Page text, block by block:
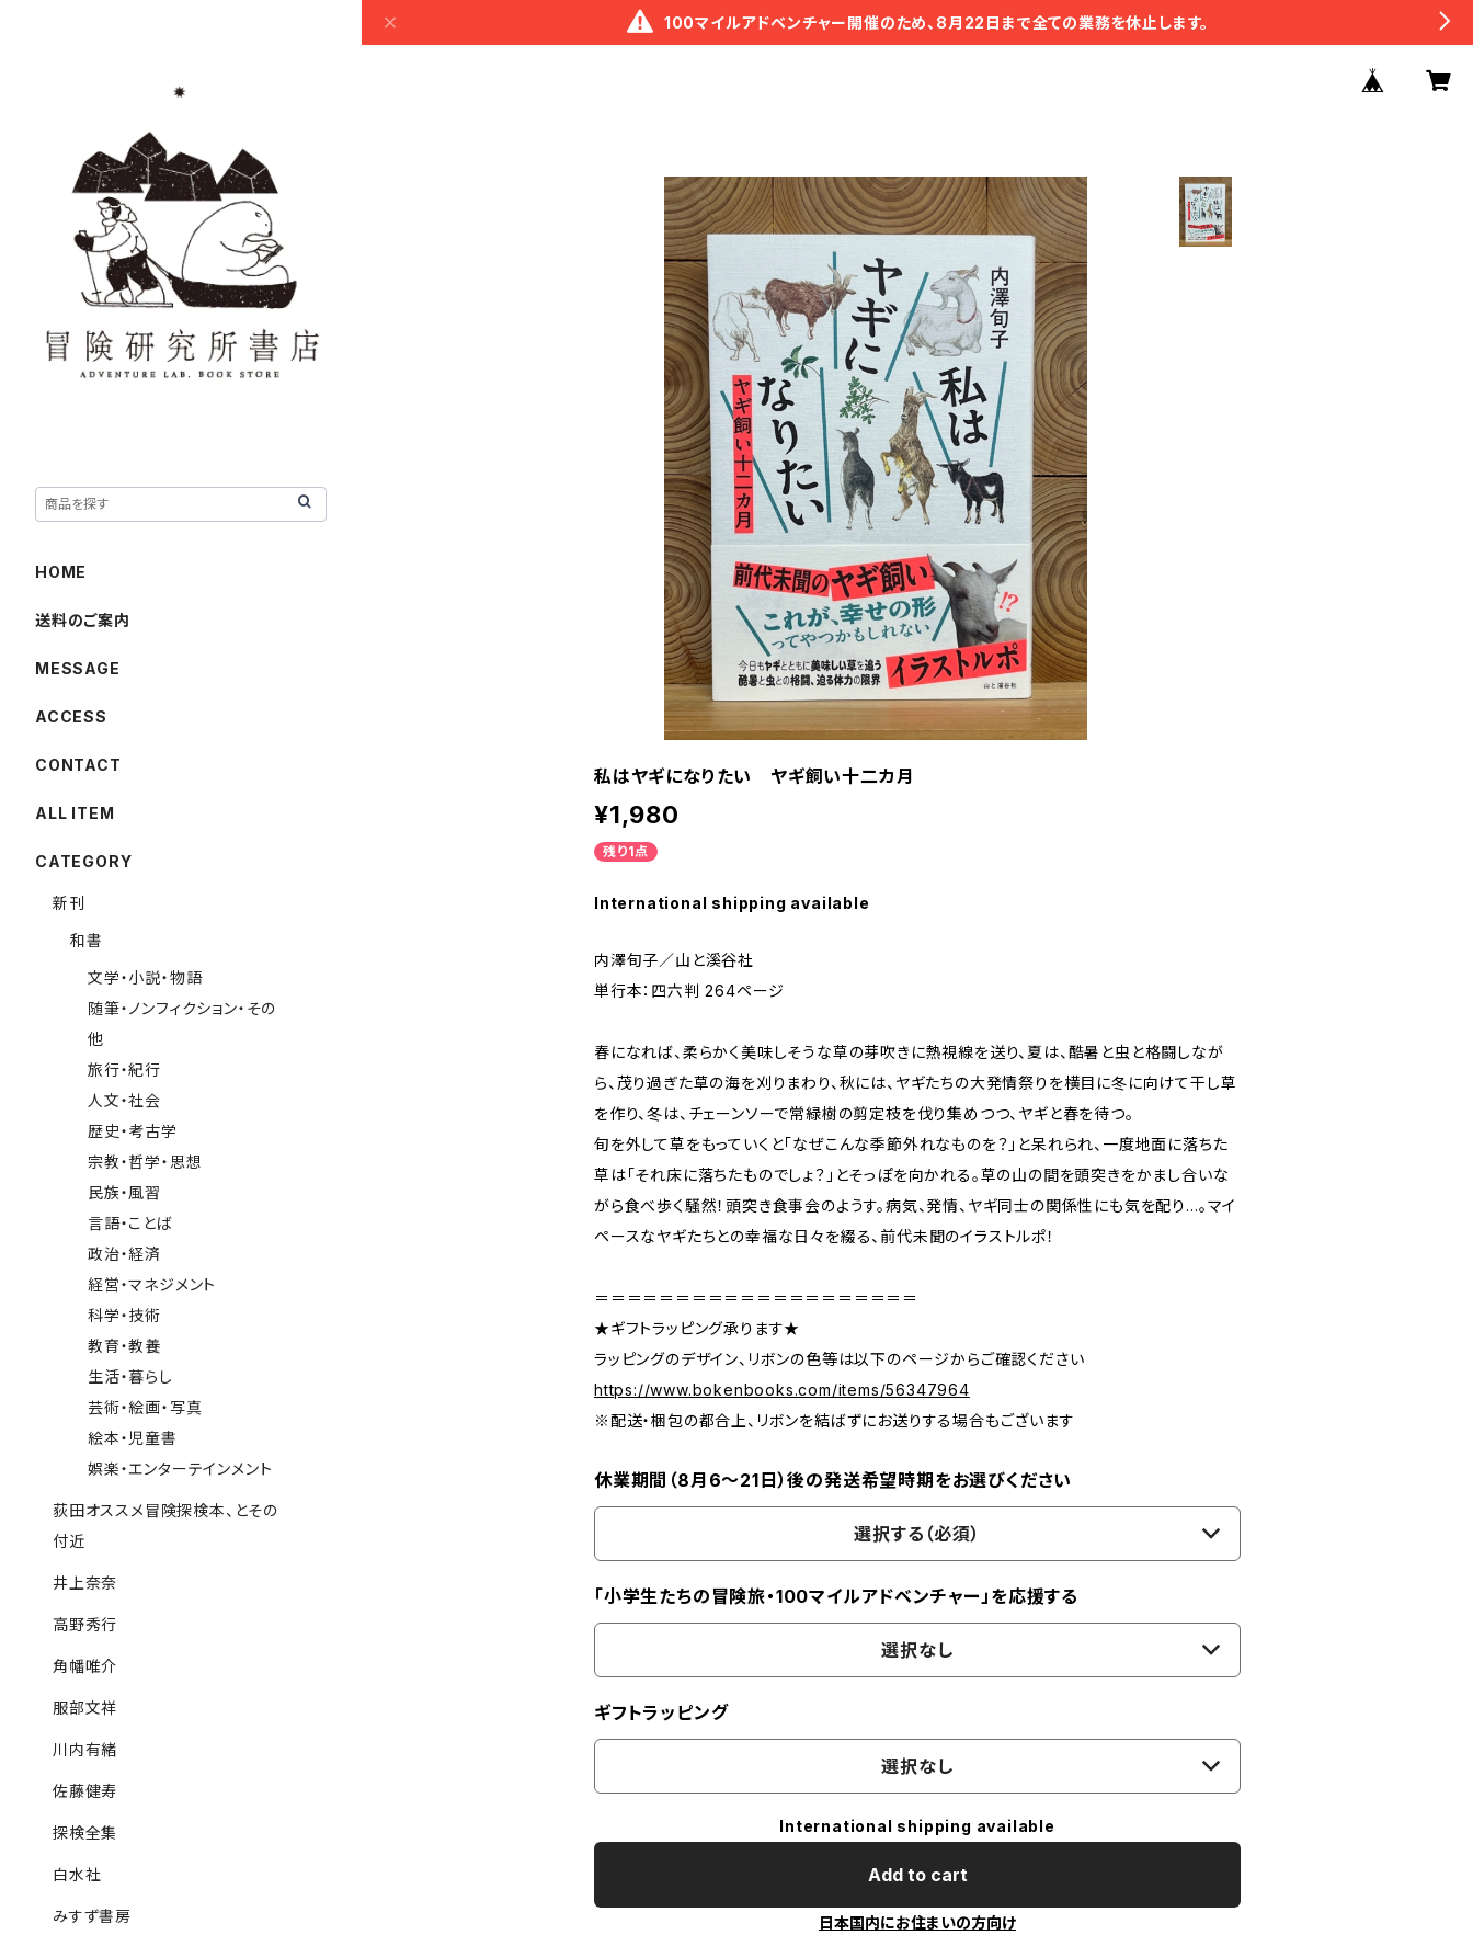
100マイルアドベンチャー開催のため、8月22日まで全ての業務を休止します。
私はヤギになりたい ヤギ飼い十二カ月
¥1,980
残り1点
International shipping available
内澤旬子／山と溪谷社
単行本：四六判 264ページ
春になれば、柔らかく美味しそうな草の芽吹きに熱視線を送り、夏は、酷暑と虫と格闘しなが
ら、茂り過ぎた草の海を刈りまわり、秋には、ヤギたちの大発情祭りを横目に冬に向けて干し草
を作り、冬は、チェーンソーで常緑樹の剪定枝を伐り集めつつ、ヤギと春を待つ。
旬を外して草をもっていくと「なぜこんな季節外れなものを？」と呆れられ、一度地面に落ちた
草は「それ床に落ちたものでしょ？」とそっぽを向かれる。草の山の間を頭突きをかまし合いな
がら食べ歩く騒然！頭突き食事会のようす。病気、発情、ヤギ同士の関係性にも気を配り…。マイ
ペースなヤギたちとの幸福な日々を綴る、前代未聞のイラストルポ！
＝＝＝＝＝＝＝＝＝＝＝＝＝＝＝＝＝＝＝＝
★ギフトラッピング承ります★
ラッピングのデザイン、リボンの色等は以下のページからご確認ください
https://www.bokenbooks.com/items/56347964
※配送・梱包の都合上、リボンを結ばずにお送りする場合もございます
休業期間（8月6〜21日）後の発送希望時期をお選びください
選択する（必須）
「小学生たちの冒険旅・100マイルアドベンチャー」を応援する
選択なし
ギフトラッピング
選択なし
International shipping available
Add to cart
日本国内にお住まいの方向け
HOME
送料のご案内
MESSAGE
ACCESS
CONTACT
ALL ITEM
CATEGORY
新刊
和書
文学・小説・物語
随筆・ノンフィクション・その
他
旅行・紀行
人文・社会
歴史・考古学
宗教・哲学・思想
民族・風習
言語・ことば
政治・経済
経営・マネジメント
科学・技術
教育・教養
生活・暮らし
芸術・絵画・写真
絵本・児童書
娯楽・エンターテインメント
荻田オススメ冒険探検本、とその
付近
井上奈奈
高野秀行
角幡唯介
服部文祥
川内有緒
佐藤健寿
探検全集
白水社
みすず書房